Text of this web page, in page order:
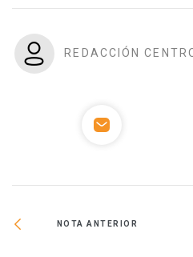
REDACCIÓN
NOTA ANTERIOR